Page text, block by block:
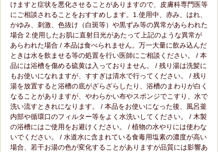
けますと症状を悪化させることがありますので、皮膚科専門医等
にご相談されることをおすすめします。1.使用中、赤み、はれ、
かゆみ、刺激、色抜け（白斑等）や黒ずみ等の異常があらわれた
場合 2.使用したお肌に直射日光があたって上記のような異常が
あらわれた場合 / 本品は食べられません。万一大量に飲み込んだ
ときは水を飲ませる等の処置を行い医師にご相談ください。 / 本
品には浴槽を傷める硫黄は入っておりません。 / 残り湯は洗髪に
もお使いになれますが、すすぎは清水で行ってください。 / 残り
湯を放置すると浴槽の底がざらざらしたり、浴槽のまわりが白く
なることがありますが、やわらかい布やスポンジでこすり、水で
洗い流すときれになります。 / 本品をお使いになった後、風呂釜
内部や循環口のフィルター等をよく水洗いしてください。 / 木製
の浴槽にはご使用をお避けください。 / 植物の水やりには使わな
いでください。 / 水道水に含まれている食毒用塩素の濃度が高い
場合、若干お湯の色が変化することがありますが品質には影響あ